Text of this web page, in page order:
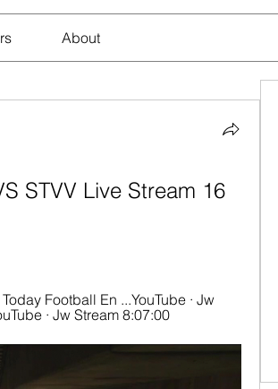
About
STVV Live Stream 16
Football En ...YouTube · Jw
· Jw Stream 8:07:00